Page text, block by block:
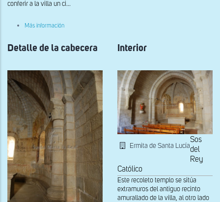
conferir a la villa un ci...
Más información
ábside
Detalle de la cabecera Interior
Ermita de Santa Lucía
Sos
del
Rey
Católico
Este recoleto templo se sitúa
extramuros del antiguo recinto
amurallado de la villa, al otro lado